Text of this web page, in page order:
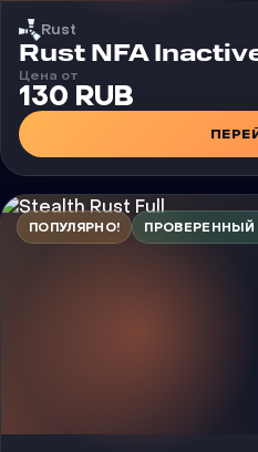
Rust
Rust NFA
Цена от
130 RUB
ПОПУЛЯРНО! ПРОВЕРЕННЫЙ